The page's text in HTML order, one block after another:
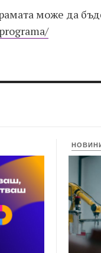
може да